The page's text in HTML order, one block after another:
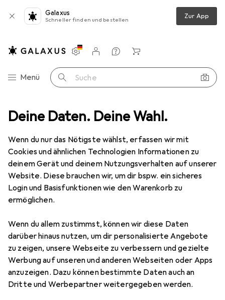
Deine Daten. Deine Wahl.
Wenn du nur das Nötigste wählst, erfassen wir mit
Cookies und ähnlichen Technologien Informationen zu
deinem Gerät und deinem Nutzungsverhalten auf unserer
Website. Diese brauchen wir, um dir bspw. ein sicheres
Login und Basisfunktionen wie den Warenkorb zu
ermöglichen.
Wenn du allem zustimmst, können wir diese Daten
darüber hinaus nutzen, um dir personalisierte Angebote
zu zeigen, unsere Webseite zu verbessern und gezielte
Werbung auf unseren und anderen Webseiten oder Apps
anzuzeigen. Dazu können bestimmte Daten auch an
Dritte und Werbepartner weitergegeben werden.
Galaxus
Schneller finden und bestellen Zur App
Navigation nach Kategorien
Menü Suche
Einstellungen
Kundenkonto
Vergleichslisten
Merklisten
Warenkorb
Bosch Professional Zubehör Ersatzbürsten-Set für GBR 15 CAG
5 Bilder
Bosch Professional Zubehör
Ersatzbürsten-Set für GBR 15 CAG
G100
Preis in EUR inkl. MwSt.
EUR
36,68
Bewertungen